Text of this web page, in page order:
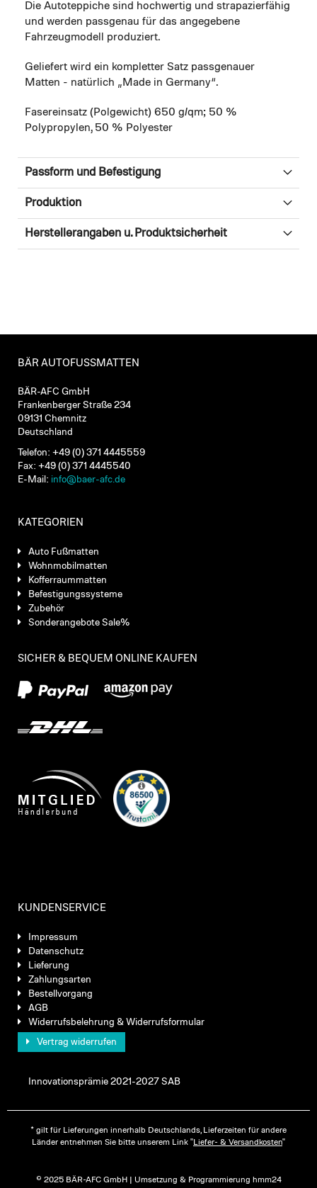
Die Autoteppiche sind hochwertig und strapazierfähig
und werden passgenau für das angegebene
Fahrzeugmodell produziert.
Geliefert wird ein kompletter Satz passgenauer
Matten - natürlich „Made in Germany“.
Fasereinsatz (Polgewicht) 650 g/qm; 50 %
Polypropylen, 50 % Polyester
Passform und Befestigung
Produktion
Herstellerangaben u. Produktsicherheit
BÄR AUTOFUSSMATTEN
BÄR-AFC GmbH
Frankenberger Straße 234
09131 Chemnitz
Deutschland
Telefon: +49 (0) 371 4445559
Fax: +49 (0) 371 4445540
E-Mail: info@baer-afc.de
KATEGORIEN
Auto Fußmatten
Wohnmobilmatten
Kofferraummatten
Befestigungssysteme
Zubehör
Sonderangebote Sale%
SICHER & BEQUEM ONLINE KAUFEN
KUNDENSERVICE
Impressum
Datenschutz
Lieferung
Zahlungsarten
Bestellvorgang
AGB
Widerrufsbelehrung & Widerrufsformular
Vertrag widerrufen
Innovationsprämie 2021-2027 SAB
* gilt für Lieferungen innerhalb Deutschlands, Lieferzeiten für andere
Länder entnehmen Sie bitte unserem Link "Liefer- & Versandkosten"
© 2025 BÄR-AFC GmbH | Umsetzung & Programmierung hmm24